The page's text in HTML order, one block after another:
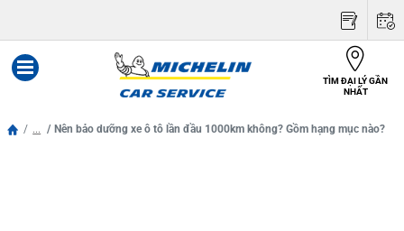
TÌM ĐẠI LÝ GẦN
NHẤT
... Nên bảo dưỡng xe ô tô lần đầu 1000km không? Gồm hạng mục nào?